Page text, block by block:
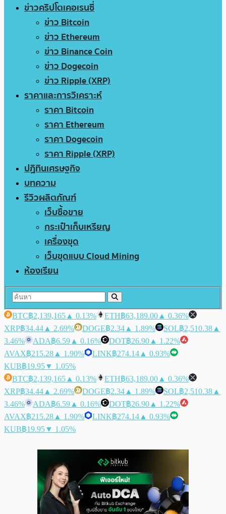
ข่าวคริปโตเคอเรนซี่
ข่าว Bitcoin
ข่าว Ethereum
ข่าว Binance Coin
ข่าว Dogecoin
ข่าว Ripple (XRP)
ราคาและการวิเคราะห์
ราคา Bitcoin
ราคา Ethereum
ราคา Dogecoin
ราคา Ripple (XRP)
ปฏิทินเศรษฐกิจ
บทความ
รีวิวผลิตภัณฑ์
เว็บซื้อขาย
กระเป๋าเก็บเหรียญ
เครื่องขุด
เว็บขุดแบบ Cloud Mining
ห้องเรียน
BTC฿2,139,165 ▲ 0.13% ETH฿63,189.00 ▲ 0.36%
XRP฿34.44 ▲ 2.69% DOGE฿2.34 ▲ 1.89% SOL฿2,510.38 ▲
3.46%
ADA฿6.59 ▲ 0.16% DOT฿26.90 ▲ 1.22%
AVAX฿215.28 ▲ 1.90% LINK฿274.14 ▲ 0.93%
KUB฿19.95▼ 1.05%
BTC฿2,139,165 ▲ 0.13% ETH฿63,189.00 ▲ 0.36%
XRP฿34.44 ▲ 2.69% DOGE฿2.34 ▲ 1.89% SOL฿2,510.38 ▲
3.46%
ADA฿6.59 ▲ 0.16% DOT฿26.90 ▲ 1.22%
AVAX฿215.28 ▲ 1.90% LINK฿274.14 ▲ 0.93%
KUB฿19.95▼ 1.05%